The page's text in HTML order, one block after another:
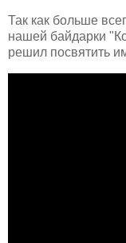
Так как больше
нашей байдарки
решил посвятить